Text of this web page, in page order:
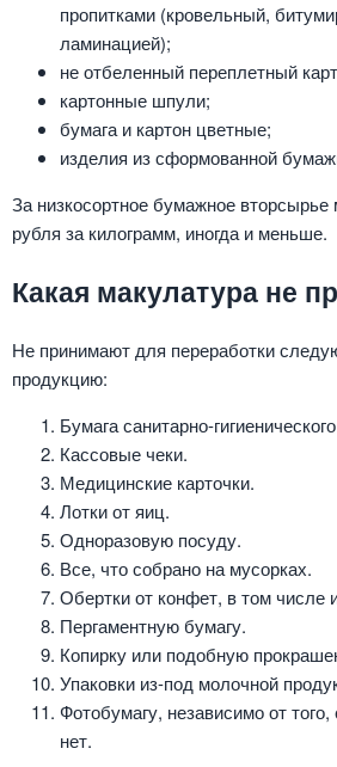
пропитками (кровельный,
ламинацией);
не отбеленный переплетный
картонные шпули;
бумага и картон цветные;
изделия из сформованной
За низкосортное бумажное
рубля за килограмм, иногда и меньше.
Какая макулатура не
Не принимают для переработки
продукцию:
Бумага санитарно-
Кассовые чеки.
Медицинские карточки.
Лотки от яиц.
Одноразовую посуду.
Все, что собрано на мусорках.
Обертки от конфет, в том числе
Пергаментную бумагу.
Копирку или подобную
Упаковки из-под молочной
Фотобумагу, независимо от
нет.